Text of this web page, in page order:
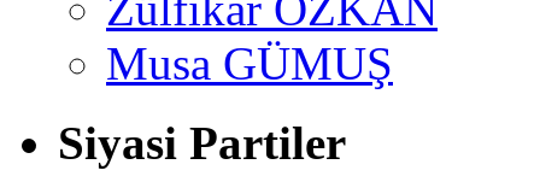
Musa GÜMUŞ
Siyasi Partiler